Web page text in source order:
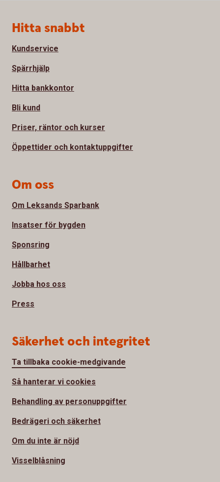
Sidfot
Hitta snabbt
Kundservice
Spärrhjälp
Hitta bankkontor
Bli kund
Priser, räntor och kurser
Öppettider och kontaktuppgifter
Om oss
Om Leksands Sparbank
Insatser för bygden
Sponsring
Hållbarhet
Jobba hos oss
Press
Säkerhet och integritet
Ta tillbaka cookie-medgivande
Så hanterar vi cookies
Behandling av personuppgifter
Bedrägeri och säkerhet
Om du inte är nöjd
Visselblåsning